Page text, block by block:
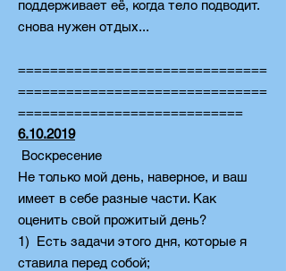
поддерживает её, когда тело подводит.
снова нужен отдых...
===============================
===============================
============================
6.10.2019
Воскресение
Не только мой день, наверное, и ваш
имеет в себе разные части. Как
оценить свой прожитый день?
1) Есть задачи этого дня, которые я
ставила перед собой;